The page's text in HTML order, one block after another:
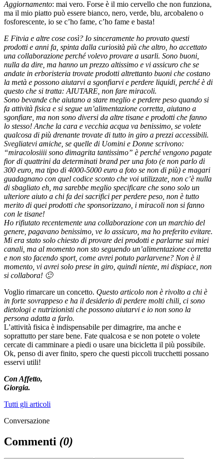
Aggiornamento: mai vero. Forse è il mio cervello che non funziona,
ma il mio piatto può essere bianco, nero, verde, blu, arcobaleno o
fosforescente, io se c’ho fame, c’ho fame e basta!
E Fitvia e altre cose così? Io sinceramente ho provato questi
prodotti e anni fa, spinta dalla curiosità più che altro, ho accettato
una collaborazione perché volevo provare a usarli. Sono buoni,
nulla da dire, ma hanno un prezzo altissimo e vi assicuro che se
andate in erboristeria trovate prodotti altrettanto buoni che costano
la metà e possono aiutarvi a sgonfiarvi e perdere liquidi, perché è di
questo che si tratta: AIUTARE, non fare miracoli.
Sono bevande che aiutano a stare meglio e perdere peso quando si
fa attività fisica e si segue un’alimentazione corretta, aiutano a
sgonfiare, ma non sono diversi da altre tisane e prodotti che fanno
lo stesso! Anche la cara e vecchia acqua va benissimo, se volete
qualcosa di più drenante trovate di tutto in giro a prezzi accessibili.
Svegliatevi amiche, se quelle di Uomini e Donne scrivono:
“miracolosiiii sono dimagrita tantissimo” è perché vengono pagate
fior di quattrini da determinati brand per una foto (e non parlo di
300 euro, ma tipo di 4000-5000 euro a foto se non di più) e magari
guadagnano con quel codice sconto che voi utilizzate, non c’è nulla
di sbagliato eh, ma sarebbe meglio specificare che sono solo un
ulteriore aiuto a chi fa dei sacrifici per perdere peso, non è tutto
merito di quei prodotti che sponsorizzano, i miracoli non si fanno
con le tisane!
Ho rifiutato recentemente una collaborazione con un marchio del
genere, pagavano benissimo, ve lo assicuro, ma ho preferito evitare.
Mi era stato solo chiesto di provare dei prodotti e parlarne sui miei
canali, ma al momento non sto seguendo un’alimentazione corretta
e non sto facendo sport, come avrei potuto parlarvene? Non è il
momento, vi avrei solo prese in giro, quindi niente, mi dispiace, non
si collabora! 🙂
Voglio rimarcare un concetto. Questo articolo non è rivolto a chi è
in forte sovrappeso e ha il desiderio di perdere molti chili, ci sono
dietologi e nutrizionisti che possono aiutarvi e io non sono la
persona adatta a farlo.
L’attività fisica è indispensabile per dimagrire, ma anche e
soprattutto per stare bene. Fate qualcosa e se non potete o volete
cercate di camminare a piedi o usare una bicicletta il più possibile.
Ok, penso di aver finito, spero che questi piccoli trucchetti possano
esservi utili!
Con Affetto,
Giorgia.
Tutti gli articoli
Conversazione
Commenti (0)